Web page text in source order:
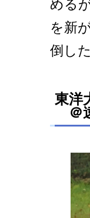
める
を新
倒し
東洋
＠